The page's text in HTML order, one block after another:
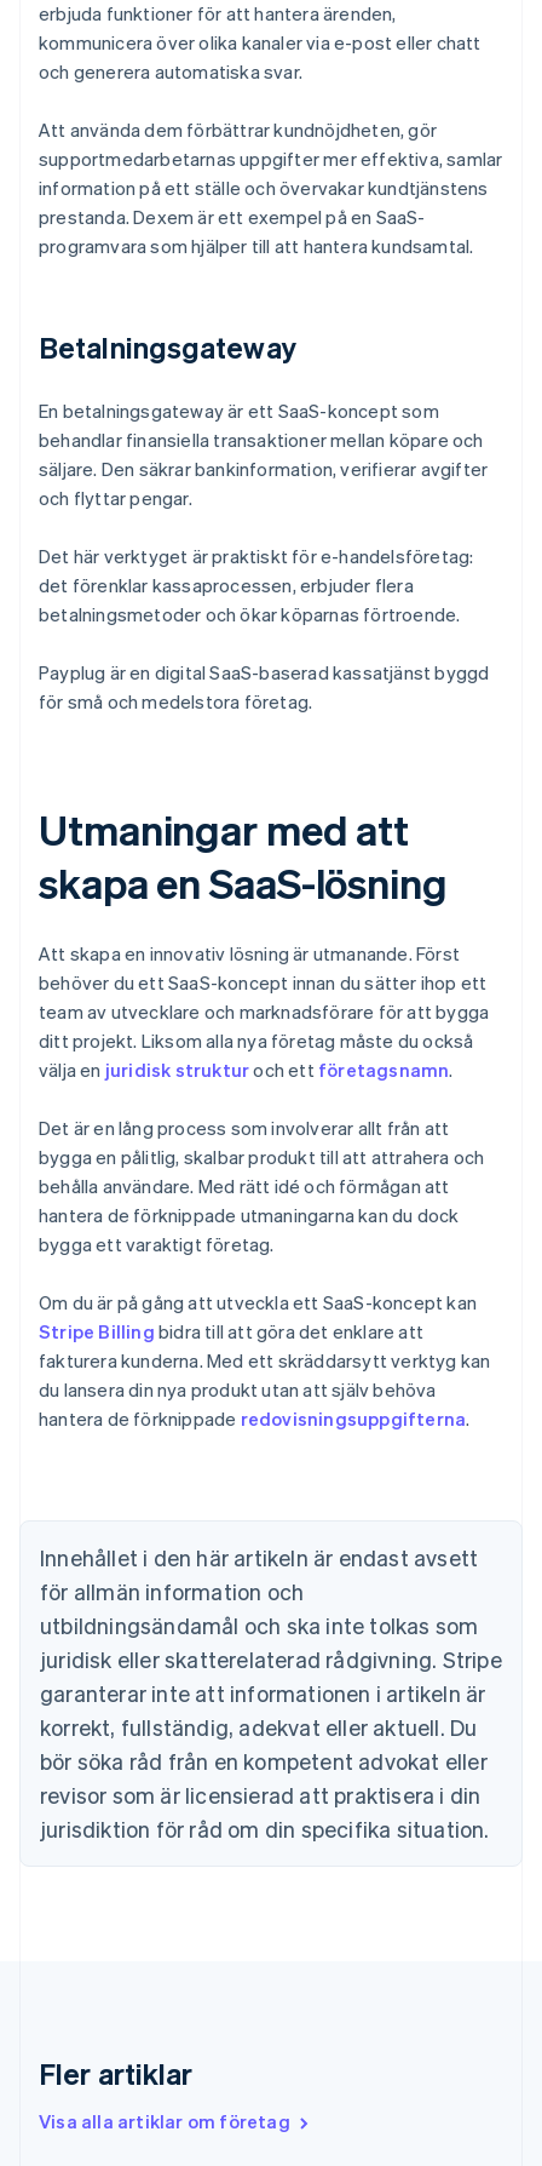
erbjuda funktioner för att hantera ärenden,
kommunicera över olika kanaler via e-post eller chatt
och generera automatiska svar.
Att använda dem förbättrar kundnöjdheten, gör
supportmedarbetarnas uppgifter mer effektiva, samlar
information på ett ställe och övervakar kundtjänstens
prestanda. Dexem är ett exempel på en SaaS-
programvara som hjälper till att hantera kundsamtal.
Betalningsgateway
En betalningsgateway är ett SaaS-koncept som
behandlar finansiella transaktioner mellan köpare och
säljare. Den säkrar bankinformation, verifierar avgifter
och flyttar pengar.
Det här verktyget är praktiskt för e-handelsföretag:
det förenklar kassaprocessen, erbjuder flera
betalningsmetoder och ökar köparnas förtroende.
Payplug är en digital SaaS-baserad kassatjänst byggd
för små och medelstora företag.
Utmaningar med att
skapa en SaaS-lösning
Att skapa en innovativ lösning är utmanande. Först
behöver du ett SaaS-koncept innan du sätter ihop ett
team av utvecklare och marknadsförare för att bygga
ditt projekt. Liksom alla nya företag måste du också
välja en juridisk strukturoch ett företagsnamn.
Det är en lång process som involverar allt från att
bygga en pålitlig, skalbar produkt till att attrahera och
behålla användare. Med rätt idé och förmågan att
hantera de förknippade utmaningarna kan du dock
bygga ett varaktigt företag.
Om du är på gång att utveckla ett SaaS-koncept kan
Stripe Billing bidra till att göra det enklare att
fakturera kunderna. Med ett skräddarsytt verktyg kan
du lansera din nya produkt utan att själv behöva
hantera de förknippade redovisningsuppgifterna.
Innehållet i den här artikeln är endast avsett
för allmän information och
utbildningsändamål och ska inte tolkas som
juridisk eller skatterelaterad rådgivning. Stripe
garanterar inte att informationen i artikeln är
korrekt, fullständig, adekvat eller aktuell. Du
bör söka råd från en kompetent advokat eller
revisor som är licensierad att praktisera i din
jurisdiktion för råd om din specifika situation.
Fler artiklar
Visa alla artiklar om företag
Brasilien
Bulgarien
English
Cypern
English
Danmark
English
English
Fastlandskina
简体中文 English
Finland
EnglishSvenska
English
English简体中文